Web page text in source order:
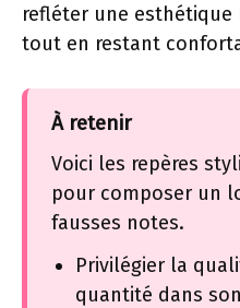
refléter une esthétique
tout en restant
À retenir
Voici les repères
pour composer un
fausses notes.
Privilégier la
quantité dans